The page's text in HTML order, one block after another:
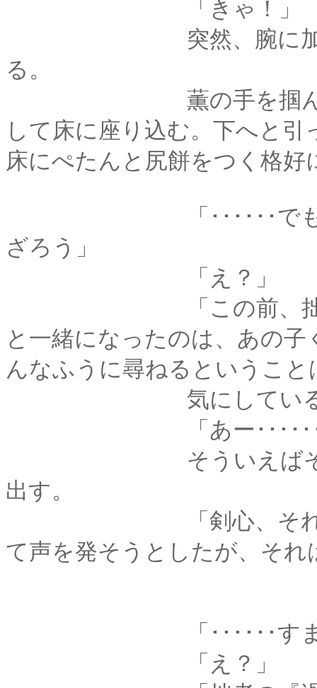
「きゃ！」
突然、腕に加わった
る。
薫の手を掴んだまま
して床に座り込む。下へと
床にぺたんと尻餅をつく格好
「･･････でも、薫殿
ざろう」
「え？」
「この前、拙者に訊
と一緒になったのは、あの子
んなふうに尋ねるということ
気にしているから
「あー･･････
そういえばそんな事
出す。
「剣心、それはね･･
て声を発そうとしたが、そ
「･･････すま
「え？」